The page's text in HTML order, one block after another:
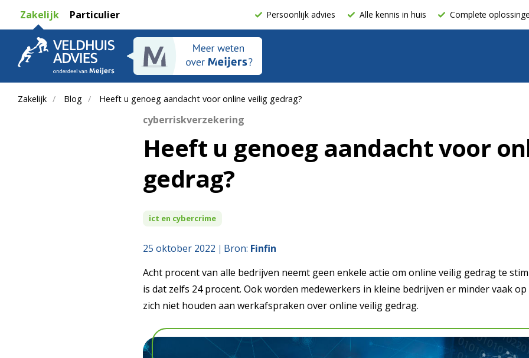
Zakelijk Particulier Persoonlijk advies Alle kennis in huis Complete
Zakelijk Blog Heeft u genoeg aandacht voor online veilig gedrag?
cyberriskverzekering
Heeft u genoeg aandacht voor
gedrag?
ict en cybercrime
25 oktober 2022 Bron: Finfin
Acht procent van alle bedrijven neemt geen enkele actie om online veilig gedrag te
is dat zelfs 24 procent. Ook worden medewerkers in kleine bedrijven er minder vaak
zich niet houden aan werkafspraken over online veilig gedrag.